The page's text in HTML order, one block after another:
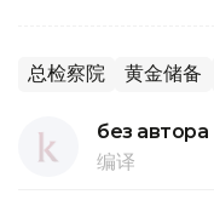
总检察院 黄金储备
без автора
编译